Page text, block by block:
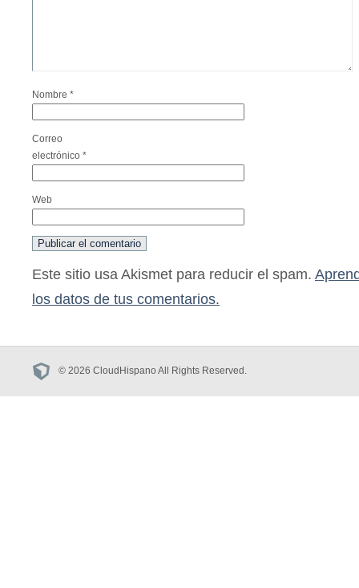
Nombre *
Correo
electrónico *
Web
Este sitio usa Akismet para reducir el spam.
los datos de tus comentarios.
© 2026 CloudHispano All Rights Reserved.